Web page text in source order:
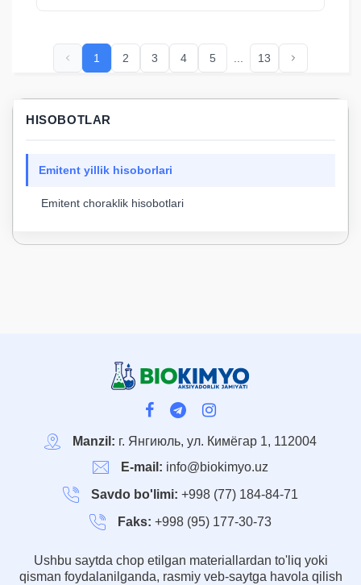
1 2 3 4 5 13
HISOBOTLAR
Emitent yillik hisoborlari
Emitent choraklik hisobotlari
Manzil: г. Янгиюль, ул. Кимёгар 1, 112004
E-mail: info@biokimyo.uz
Savdo bo'limi: +998 (77) 184-84-71
Faks: +998 (95) 177-30-73
Ushbu saytda chop etilgan materiallardan to'liq yoki
qisman foydalanilganda, rasmiy veb-saytga havola qilish